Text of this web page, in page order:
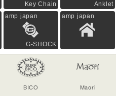
Key Chain
Anklet
amp japan
G-SHOCK
amp japan
BICO Maori